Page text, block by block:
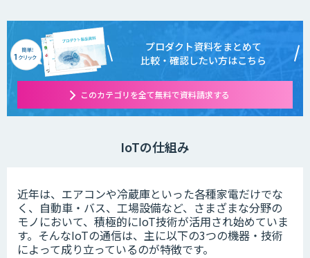
プロダクト資料をまとめて
比較・確認したい方はこちら
このカテゴリを全て無料で資料請求する
IoTの仕組み
近年は、エアコンや冷蔵庫といった各種家電だけでな
く、自動車・バス、工場設備など、さまざまな分野の
モノにおいて、積極的にIoT技術が活用され始めていま
す。そんなIoTの通信は、主に以下の3つの機器・技術
によって成り立っているのが特徴です。